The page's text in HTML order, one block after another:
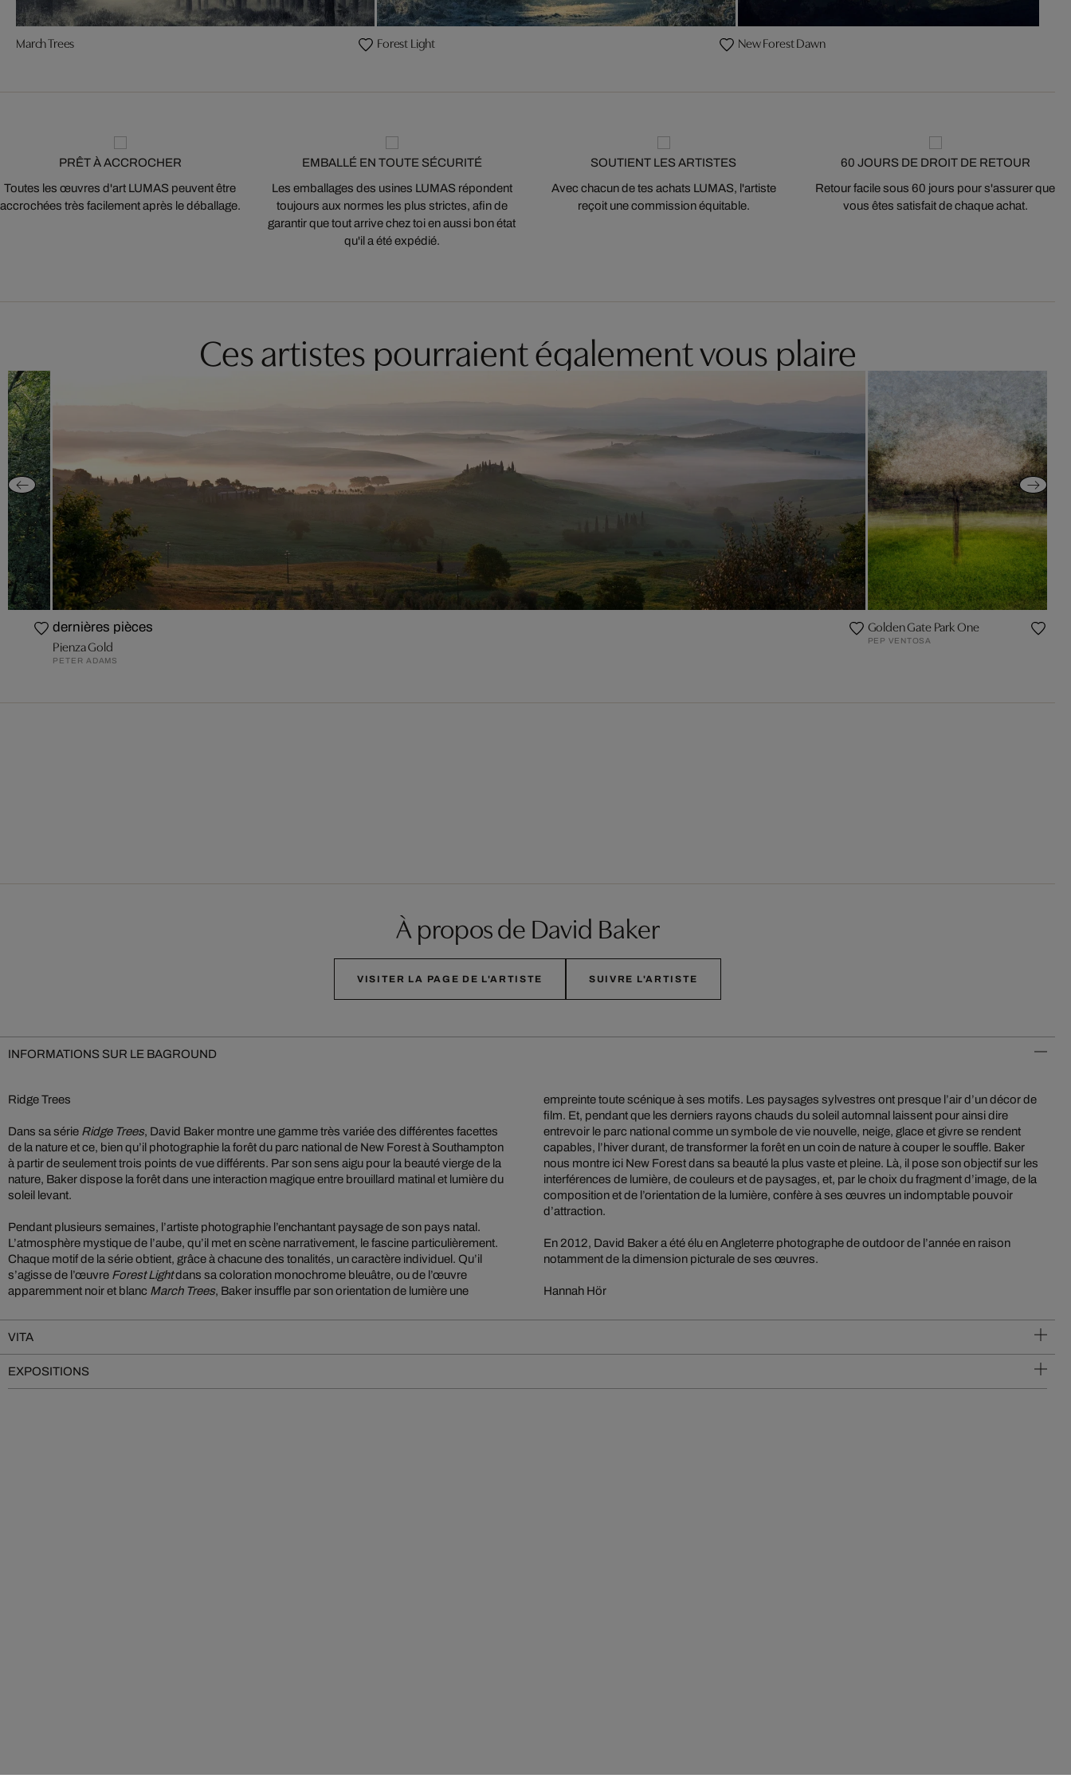
March Trees Forest Light New Forest Dawn
PRÊT À ACCROCHER
Toutes les œuvres d'art LUMAS peuvent être
accrochées très facilement après le déballage.
EMBALLÉ EN TOUTE SÉCURITÉ
Les emballages des usines LUMAS répondent
toujours aux normes les plus strictes, afin de
garantir que tout arrive chez toi en aussi bon état
qu'il a été expédié.
SOUTIENT LES ARTISTES
Avec chacun de tes achats LUMAS, l'artiste
reçoit une commission équitable.
60 JOURS DE DROIT DE RETOUR
Retour facile sous 60 jours pour s'assurer que
vous êtes satisfait de chaque achat.
Ces artistes pourraient également vous plaire
dernières pièces
Pienza Gold
PETER ADAMS
Golden Gate Park One
PEP VENTOSA
À propos de David Baker
VISITER LA PAGE DE L'ARTISTE SUIVRE L'ARTISTE
INFORMATIONS SUR LE BAGROUND
Ridge Trees
Dans sa série Ridge Trees, David Baker montre une gamme très variée des différentes facettes
de la nature et ce, bien qu’il photographie la forêt du parc national de New Forest à Southampton
à partir de seulement trois points de vue différents. Par son sens aigu pour la beauté vierge de la
nature, Baker dispose la forêt dans une interaction magique entre brouillard matinal et lumière du
soleil levant.
Pendant plusieurs semaines, l’artiste photographie l’enchantant paysage de son pays natal.
L’atmosphère mystique de l’aube, qu’il met en scène narrativement, le fascine particulièrement.
Chaque motif de la série obtient, grâce à chacune des tonalités, un caractère individuel. Qu’il
s’agisse de l’œuvre Forest Lightdans sa coloration monochrome bleuâtre, ou de l’œuvre
apparemment noir et blanc March Trees, Baker insuffle par son orientation de lumière une
empreinte toute scénique à ses motifs. Les paysages sylvestres ont presque l’air d’un décor de
film. Et, pendant que les derniers rayons chauds du soleil automnal laissent pour ainsi dire
entrevoir le parc national comme un symbole de vie nouvelle, neige, glace et givre se rendent
capables, l’hiver durant, de transformer la forêt en un coin de nature à couper le souffle. Baker
nous montre ici New Forest dans sa beauté la plus vaste et pleine. Là, il pose son objectif sur les
interférences de lumière, de couleurs et de paysages, et, par le choix du fragment d’image, de la
composition et de l’orientation de la lumière, confère à ses œuvres un indomptable pouvoir
d’attraction.
En 2012, David Baker a été élu en Angleterre photographe de outdoor de l’année en raison
notamment de la dimension picturale de ses œuvres.
Hannah Hör
VITA
EXPOSITIONS